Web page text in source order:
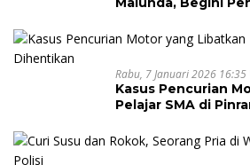
Rabu, 7 Januari 2026 16:35
Kasus Pencurian
Pelajar SMA di